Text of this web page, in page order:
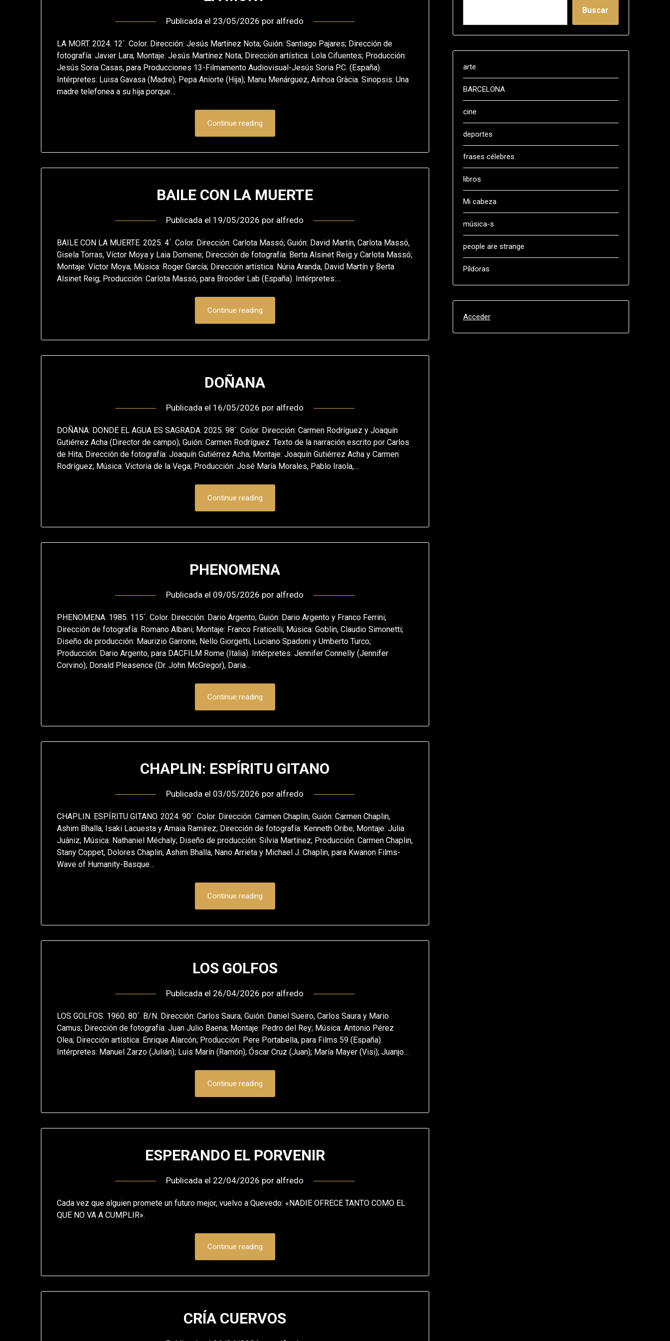
Publicada el 23/05/2026 por alfredo
LA MORT. 2024. 12´. Color. Dirección: Jesús Martínez Nota; Guión: Santiago Pajares; Dirección de
fotografía: Javier Lara; Montaje: Jesús Martínez Nota; Dirección artística: Lola Cifuentes; Producción:
Jesús Soria Casas, para Producciones 13-Filmamento Audiovisual-Jesús Soria P.C. (España).
Intérpretes: Luisa Gavasa (Madre); Pepa Aniorte (Hija); Manu Menárguez, Ainhoa Gràcia. Sinopsis: Una
madre telefonea a su hija porque…
Continue reading
BAILE CON LA MUERTE
Publicada el 19/05/2026 por alfredo
BAILE CON LA MUERTE. 2025. 4´. Color. Dirección: Carlota Massó; Guión: David Martín, Carlota Massó,
Gisela Torras, Víctor Moya y Laia Domene; Dirección de fotografía: Berta Alsinet Reig y Carlota Massó;
Montaje: Víctor Moya; Música: Roger García; Dirección artística: Núria Aranda, David Martín y Berta
Alsinet Reig; Producción: Carlota Massó, para Brooder Lab (España). Intérpretes:…
Continue reading
DOÑANA
Publicada el 16/05/2026 por alfredo
DOÑANA: DONDE EL AGUA ES SAGRADA. 2025. 98´. Color. Dirección: Carmen Rodríguez y Joaquín
Gutiérrez Acha (Director de campo); Guión: Carmen Rodríguez. Texto de la narración escrito por Carlos
de Hita; Dirección de fotografía: Joaquín Gutiérrez Acha; Montaje: Joaquín Gutiérrez Acha y Carmen
Rodríguez; Música: Victoria de la Vega; Producción: José María Morales, Pablo Iraola,…
Continue reading
PHENOMENA
Publicada el 09/05/2026 por alfredo
PHENOMENA. 1985. 115´. Color. Dirección: Dario Argento; Guión: Dario Argento y Franco Ferrini;
Dirección de fotografía: Romano Albani; Montaje: Franco Fraticelli; Música: Goblin, Claudio Simonetti;
Diseño de producción: Maurizio Garrone, Nello Giorgetti, Luciano Spadoni y Umberto Turco;
Producción: Dario Argento, para DACFILM Rome (Italia). Intérpretes: Jennifer Connelly (Jennifer
Corvino); Donald Pleasence (Dr. John McGregor), Daria…
Continue reading
CHAPLIN: ESPÍRITU GITANO
Publicada el 03/05/2026 por alfredo
CHAPLIN. ESPÍRITU GITANO. 2024. 90´. Color. Dirección: Carmen Chaplin; Guión: Carmen Chaplin,
Ashim Bhalla, Isaki Lacuesta y Amaia Ramírez; Dirección de fotografía: Kenneth Oribe; Montaje: Julia
Juániz; Música: Nathaniel Méchaly; Diseño de producción: Silvia Martínez; Producción: Carmen Chaplin,
Stany Coppet, Dolores Chaplin, Ashim Bhalla, Nano Arrieta y Michael J. Chaplin, para Kwanon Films-
Wave of Humanity-Basque…
Continue reading
LOS GOLFOS
Publicada el 26/04/2026 por alfredo
LOS GOLFOS. 1960. 80´. B/N. Dirección: Carlos Saura; Guión: Daniel Sueiro, Carlos Saura y Mario
Camus; Dirección de fotografía: Juan Julio Baena; Montaje: Pedro del Rey; Música: Antonio Pérez
Olea; Dirección artística: Enrique Alarcón; Producción: Pere Portabella, para Films 59 (España).
Intérpretes: Manuel Zarzo (Julián); Luis Marín (Ramón); Óscar Cruz (Juan); María Mayer (Visi); Juanjo…
Continue reading
ESPERANDO EL PORVENIR
Publicada el 22/04/2026 por alfredo
Cada vez que alguien promete un futuro mejor, vuelvo a Quevedo: «NADIE OFRECE TANTO COMO EL
QUE NO VA A CUMPLIR».
Continue reading
CRÍA CUERVOS
Buscar
arte
BARCELONA
cine
deportes
frases célebres
libros
Mi cabeza
música-s
people are strange
Píldoras
Acceder